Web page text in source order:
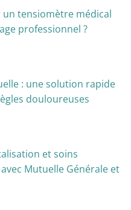
tensiomètre médical
professionnel ?
: une solution rapide
douloureuses
et soins
Mutuelle Générale et